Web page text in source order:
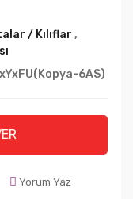
/ Kılıflar ,
6AS)
Yorum Yaz